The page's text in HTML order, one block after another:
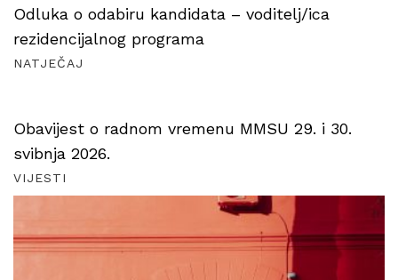
Odluka o odabiru kandidata – voditelj/ica
rezidencijalnog programa
NATJEČAJ
Obavijest o radnom vremenu MMSU 29. i 30.
svibnja 2026.
VIJESTI